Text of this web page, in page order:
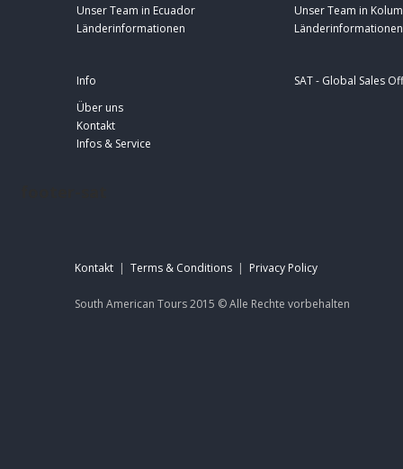
Unser Team in Ecuador
Länderinformationen
Unser Team in
Länderinformationen
Info
Über uns
Kontakt
Infos & Service
SAT - Global Sales
Kontakt | Terms & Conditions | Privacy Policy
South American Tours 2015 ©Alle Rechte vorbehalten